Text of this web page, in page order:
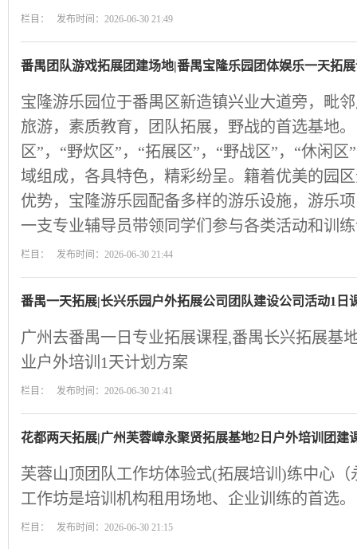
栏目： 发布时间：2026-06-30 21:49
番禺团队游戏拓展团建场地|番禺宝隆乐园团体娱乐一天拓
宝隆游乐园位于番禺区新造镇兴业大道旁，毗
旅游，素质教育，团队拓展，野战的首选基地
区”，“野炊区”，“拓展区”，“野战区”，“休闲
域组成，各具特色，精彩纷呈。籍着优美的园
优势，宝隆游乐园配备多样的游乐设施，游乐
一支专业辅导员带领同学们参与各类活动和训
栏目： 发布时间：2026-06-30 21:44
番禺一天拓展|长兴乐园户外拓展公司团队建设公司活动1日
广州去番禺一日专业拓展课程,番禺长兴拓展基
业户外培训1天计划方案
栏目： 发布时间：2026-06-30 21:41
花都两天拓展|广州芙蓉嶂永聚贤拓展基地2日户外培训团建
芙蓉山顶团队工作坊体验式(拓展培训)练中心
工作坊是培训机构租用场地、企业训练的首选。
栏目： 发布时间：2026-06-30 21:15